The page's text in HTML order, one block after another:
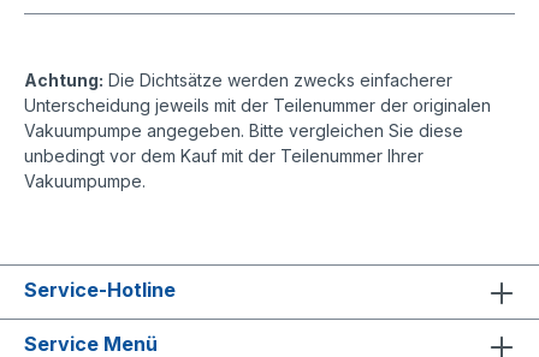
Achtung: Die Dichtsätze werden zwecks einfacherer
Unterscheidung jeweils mit der Teilenummer der originalen
Vakuumpumpe angegeben. Bitte vergleichen Sie diese
unbedingt vor dem Kauf mit der Teilenummer Ihrer
Vakuumpumpe.
Service-Hotline
Service Menü